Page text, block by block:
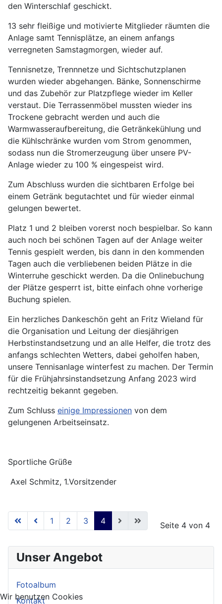
den Winterschlaf geschickt.
13 sehr fleißige und motivierte Mitglieder räumten die
Anlage samt Tennisplätze, an einem anfangs
verregneten Samstagmorgen, wieder auf.
Tennisnetze, Trennnetze und Sichtschutzplanen
wurden wieder abgehangen. Bänke, Sonnenschirme
und das Zubehör zur Platzpflege wieder im Keller
verstaut. Die Terrassenmöbel mussten wieder ins
Trockene gebracht werden und auch die
Warmwasseraufbereitung, die Getränkekühlung und
die Kühlschränke wurden vom Strom genommen,
sodass nun die Stromerzeugung über unsere PV-
Anlage wieder zu 100 % eingespeist wird.
Zum Abschluss wurden die sichtbaren Erfolge bei
einem Getränk begutachtet und für wieder einmal
gelungen bewertet.
Platz 1 und 2 bleiben vorerst noch bespielbar. So kann
auch noch bei schönen Tagen auf der Anlage weiter
Tennis gespielt werden, bis dann in den kommenden
Tagen auch die verbliebenen beiden Plätze in die
Winterruhe geschickt werden. Da die Onlinebuchung
der Plätze gesperrt ist, bitte einfach ohne vorherige
Buchung spielen.
Ein herzliches Dankeschön geht an Fritz Wieland für
die Organisation und Leitung der diesjährigen
Herbstinstandsetzung und an alle Helfer, die trotz des
anfangs schlechten Wetters, dabei geholfen haben,
unsere Tennisanlage winterfest zu machen. Der Termin
für die Frühjahrsinstandsetzung Anfang 2023 wird
rechtzeitig bekannt gegeben.
Zum Schluss einige Impressionen von dem
gelungenen Arbeitseinsatz.
Sportliche Grüße
Axel Schmitz, 1.Vorsitzender
Seite 4 von 4
1 2 3 4
Unser Angebot
Fotoalbum
Kontakt
Wir benutzen Cookies